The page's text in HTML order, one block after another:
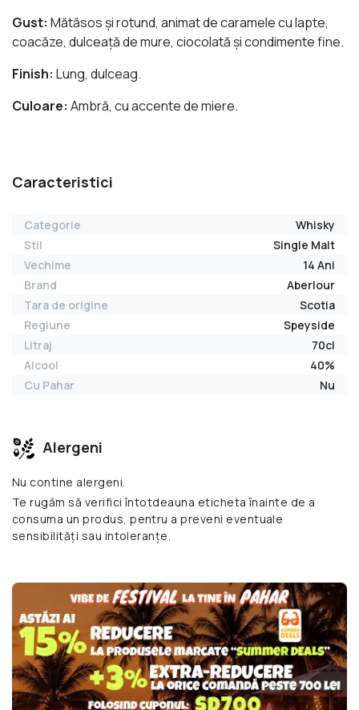
Gust: Mătăsos şi rotund, animat de caramele cu lapte,
coacăze, dulceaţă de mure, ciocolată şi condimente fine.
Finish: Lung, dulceag.
Culoare: Ambră, cu accente de miere.
Caracteristici
Categorie
Whisky
Stil
Single Malt
Vechime
14 Ani
Brand
Aberlour
Tara de origine
Scotia
Regiune
Speyside
Litraj
70cl
Alcool
40%
Cu Pahar
Nu
Alergeni
Nu contine alergeni.
Te rugăm să verifici întotdeauna eticheta înainte de a
consuma un produs, pentru a preveni eventuale
sensibilități sau intoleranțe.